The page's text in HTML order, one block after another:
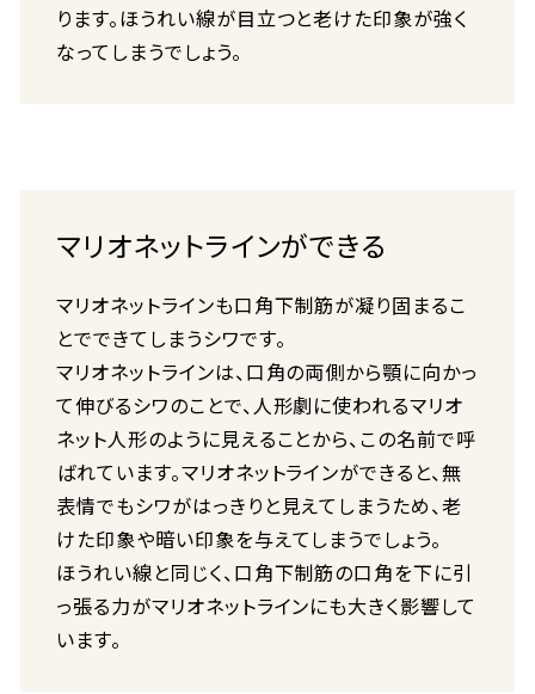
ります。ほうれい線が目立つと老けた印象が強く
なってしまうでしょう。
マリオネットラインができる
マリオネットラインも口角下制筋が凝り固まるこ
とでできてしまうシワです。
マリオネットラインは、口角の両側から顎に向かっ
て伸びるシワのことで、人形劇に使われるマリオ
ネット人形のように見えることから、この名前で呼
ばれています。マリオネットラインができると、無
表情でもシワがはっきりと見えてしまうため、老
けた印象や暗い印象を与えてしまうでしょう。
ほうれい線と同じく、口角下制筋の口角を下に引
っ張る力がマリオネットラインにも大きく影響して
います。